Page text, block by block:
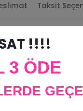
Taksit
Boyut ve derinlik
koyulabilir.
!!!!
3 ÖDE